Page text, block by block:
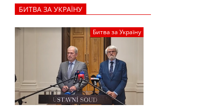
БИТВА ЗА УКРАЇНУ
Битва за Україну